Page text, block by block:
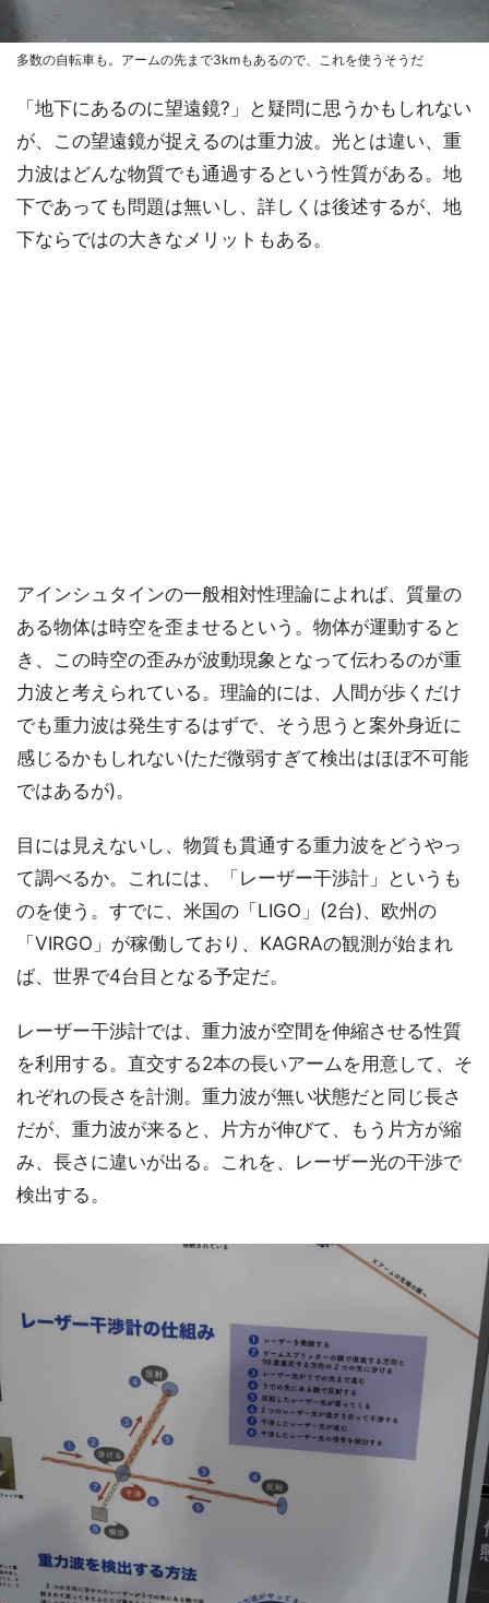
多数の自転車も。アームの先まで3kmもあるので、これを使うそうだ
「地下にあるのに望遠鏡?」と疑問に思うかもしれない
が、この望遠鏡が捉えるのは重力波。光とは違い、重
力波はどんな物質でも通過するという性質がある。地
下であっても問題は無いし、詳しくは後述するが、地
下ならではの大きなメリットもある。
アインシュタインの一般相対性理論によれば、質量の
ある物体は時空を歪ませるという。物体が運動すると
き、この時空の歪みが波動現象となって伝わるのが重
力波と考えられている。理論的には、人間が歩くだけ
でも重力波は発生するはずで、そう思うと案外身近に
感じるかもしれない(ただ微弱すぎて検出はほぼ不可能
ではあるが)。
目には見えないし、物質も貫通する重力波をどうやっ
て調べるか。これには、「レーザー干渉計」というも
のを使う。すでに、米国の「LIGO」(2台)、欧州の
「VIRGO」が稼働しており、KAGRAの観測が始まれ
ば、世界で4台目となる予定だ。
レーザー干渉計では、重力波が空間を伸縮させる性質
を利用する。直交する2本の長いアームを用意して、そ
れぞれの長さを計測。重力波が無い状態だと同じ長さ
だが、重力波が来ると、片方が伸びて、もう片方が縮
み、長さに違いが出る。これを、レーザー光の干渉で
検出する。